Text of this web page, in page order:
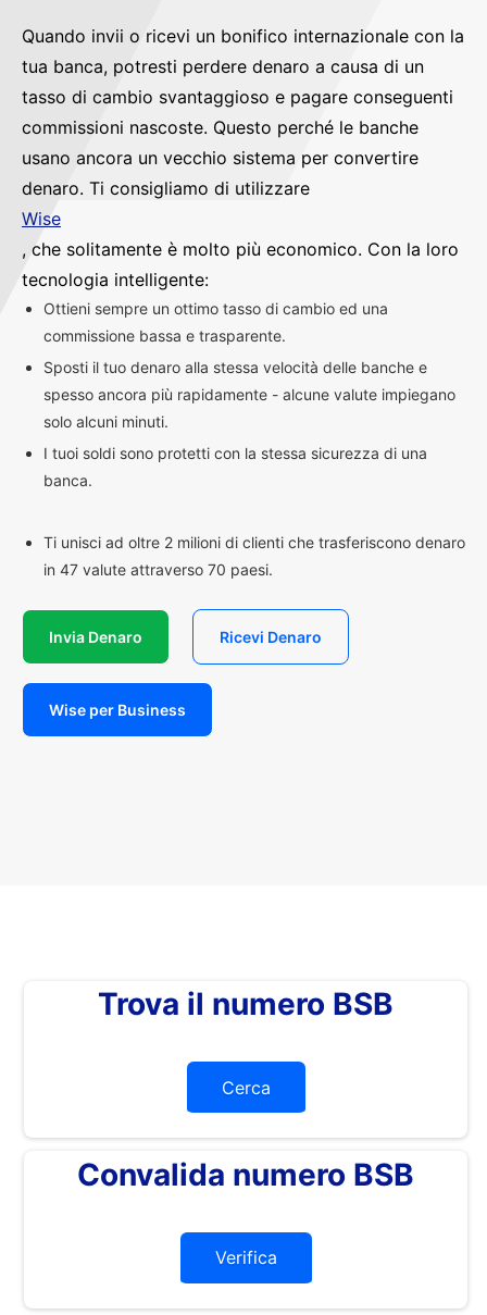
Quando invii o ricevi un bonifico internazionale con la
tua banca, potresti perdere denaro a causa di un
tasso di cambio svantaggioso e pagare conseguenti
commissioni nascoste. Questo perché le banche
usano ancora un vecchio sistema per convertire
denaro. Ti consigliamo di utilizzare
Wise
, che solitamente è molto più economico. Con la loro
tecnologia intelligente:
Ottieni sempre un ottimo tasso di cambio ed una
commissione bassa e trasparente.
Sposti il tuo denaro alla stessa velocità delle banche e
spesso ancora più rapidamente - alcune valute impiegano
solo alcuni minuti.
I tuoi soldi sono protetti con la stessa sicurezza di una
banca.
Ti unisci ad oltre 2 milioni di clienti che trasferiscono denaro
in 47 valute attraverso 70 paesi.
Invia Denaro Ricevi Denaro
Wise per Business
Trova il numero BSB
Cerca
Convalida numero BSB
Verifica